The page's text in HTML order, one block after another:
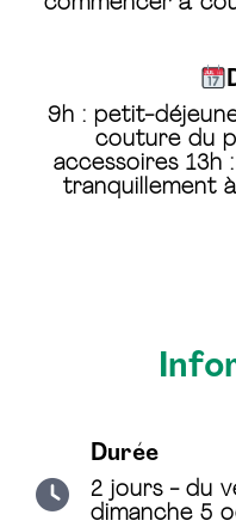
9h : petit-
couture du
accessoires 13h
tranquillement
Durée
2 jours - du
dimanche 5